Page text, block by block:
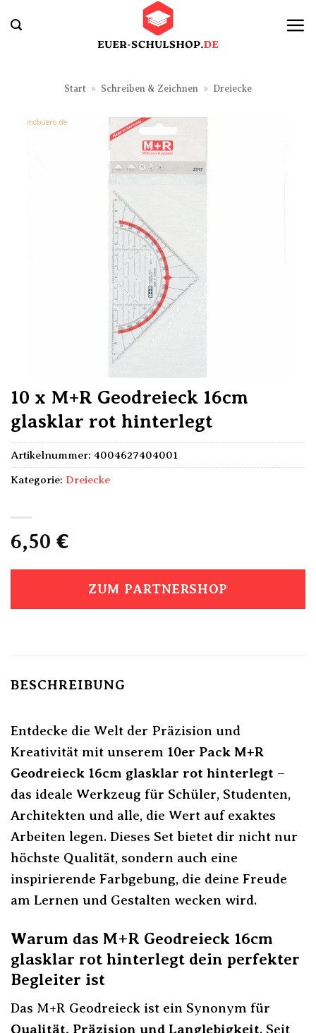
Inhalt
Start » Schreiben & Zeichnen » Dreiecke
10 x M+R Geodreieck 16cm
glasklar rot hinterlegt
6,50 €
ZUM PARTNERSHOP
Artikelnummer: 4004627404001
Kategorie: Dreiecke
BESCHREIBUNG
Entdecke die Welt der Präzision und
Kreativität mit unserem 10er Pack M+R
Geodreieck 16cm glasklar rot hinterlegt –
das ideale Werkzeug für Schüler, Studenten,
Architekten und alle, die Wert auf exaktes
Arbeiten legen. Dieses Set bietet dir nicht nur
höchste Qualität, sondern auch eine
inspirierende Farbgebung, die deine Freude
am Lernen und Gestalten wecken wird.
Warum das M+R Geodreieck 16cm
glasklar rot hinterlegt dein perfekter
Begleiter ist
Das M+R Geodreieck ist ein Synonym für
Qualität, Präzision und Langlebigkeit. Seit